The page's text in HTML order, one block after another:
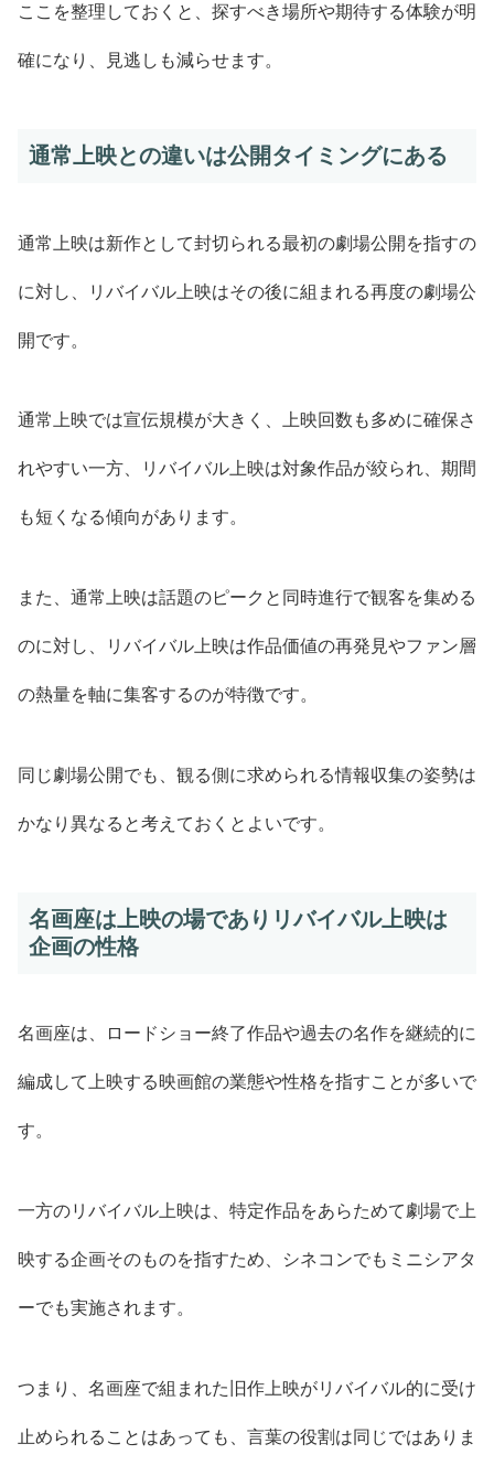
ここを整理しておくと、探すべき場所や期待する体験が明
確になり、見逃しも減らせます。
通常上映との違いは公開タイミングにある
通常上映は新作として封切られる最初の劇場公開を指すの
に対し、リバイバル上映はその後に組まれる再度の劇場公
開です。
通常上映では宣伝規模が大きく、上映回数も多めに確保さ
れやすい一方、リバイバル上映は対象作品が絞られ、期間
も短くなる傾向があります。
また、通常上映は話題のピークと同時進行で観客を集める
のに対し、リバイバル上映は作品価値の再発見やファン層
の熱量を軸に集客するのが特徴です。
同じ劇場公開でも、観る側に求められる情報収集の姿勢は
かなり異なると考えておくとよいです。
名画座は上映の場でありリバイバル上映は
企画の性格
名画座は、ロードショー終了作品や過去の名作を継続的に
編成して上映する映画館の業態や性格を指すことが多いで
す。
一方のリバイバル上映は、特定作品をあらためて劇場で上
映する企画そのものを指すため、シネコンでもミニシアタ
ーでも実施されます。
つまり、名画座で組まれた旧作上映がリバイバル的に受け
止められることはあっても、言葉の役割は同じではありま